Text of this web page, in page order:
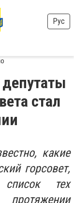
Рус
стал
какие
горсовет,
тех